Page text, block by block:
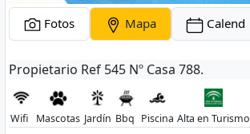
Fotos Mapa Calend
Propietario Ref 545 Nº Casa 788.
Wifi Mascotas Jardín Bbq Piscina Alta en Turismo